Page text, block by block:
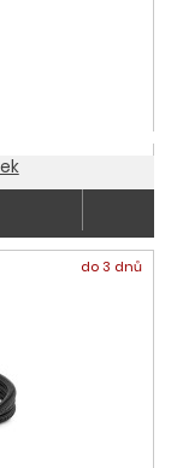
do 3 dnů